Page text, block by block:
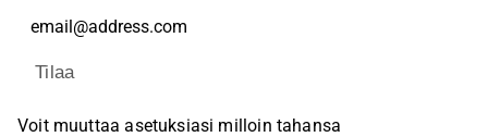
Tilaa
Voit muuttaa asetuksiasi milloin tahansa